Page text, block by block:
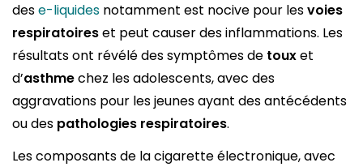
dese-liquides notamment est nocive pour lesvoies
respiratoireset peut causer des inflammations. Les
résultats ont révélé des symptômes de touxet
d’asthmechez les adolescents, avec des
aggravations pour les jeunes ayant des antécédents
ou des pathologies respiratoires.
Les composants de la cigarette électronique, avec